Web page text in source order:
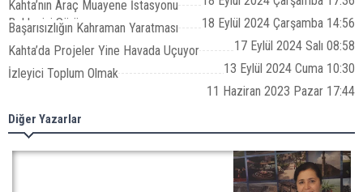
Kahta’nın Araç Muayene İstasyonu
Bekleyişi Sürüyor
18 Eylül 2024 Çarşamba 14:56
Başarısızlığın Kahraman Yaratması
17 Eylül 2024 Salı 08:58
Kahta’da Projeler Yine Havada Uçuyor
13 Eylül 2024 Cuma 10:30
İzleyici Toplum Olmak
11 Haziran 2023 Pazar 17:44
Diğer Yazarlar